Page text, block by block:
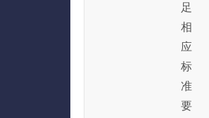
足
相
应
标
准
要